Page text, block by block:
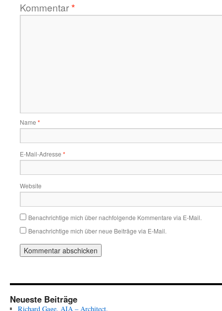
Kommentar*
Name *
E-Mail-Adresse *
Website
Benachrichtige mich über nachfolgende Kommentare via E-Mail.
Benachrichtige mich über neue Beiträge via E-Mail.
Neueste Beiträge
Richard Gage, AIA – Architect,